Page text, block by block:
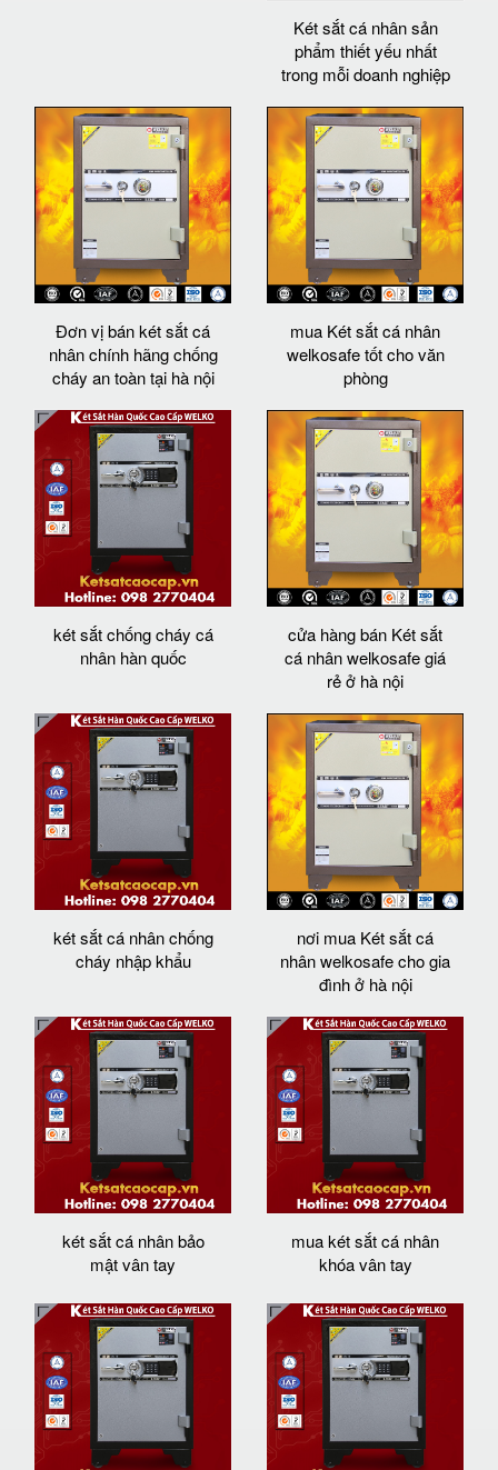
Két sắt cá nhân sản
phẩm thiết yếu nhất
trong mỗi doanh nghiệp
Đơn vị bán két sắt cá
nhân chính hãng chống
cháy an toàn tại hà nội
mua Két sắt cá nhân
welkosafe tốt cho văn
phòng
két sắt chống cháy cá
nhân hàn quốc
cửa hàng bán Két sắt
cá nhân welkosafe giá
rẻ ở hà nội
két sắt cá nhân chống
cháy nhập khẩu
nơi mua Két sắt cá
nhân welkosafe cho gia
đình ở hà nội
két sắt cá nhân bảo
mật vân tay
mua két sắt cá nhân
khóa vân tay